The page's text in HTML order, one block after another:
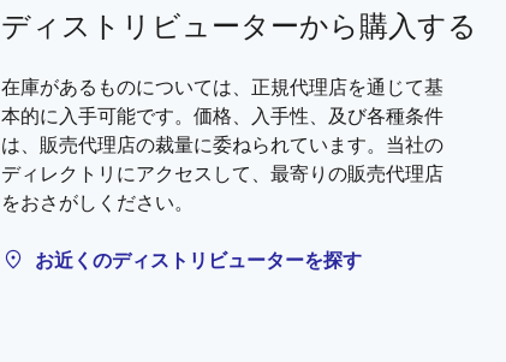
ディストリビューターから購入する
在庫があるものについては、正規代理店を通じて基
本的に入手可能です。価格、入手性、及び各種条件
は、販売代理店の裁量に委ねられています。当社の
ディレクトリにアクセスして、最寄りの販売代理店
をおさがしください。
お近くのディストリビューターを探す